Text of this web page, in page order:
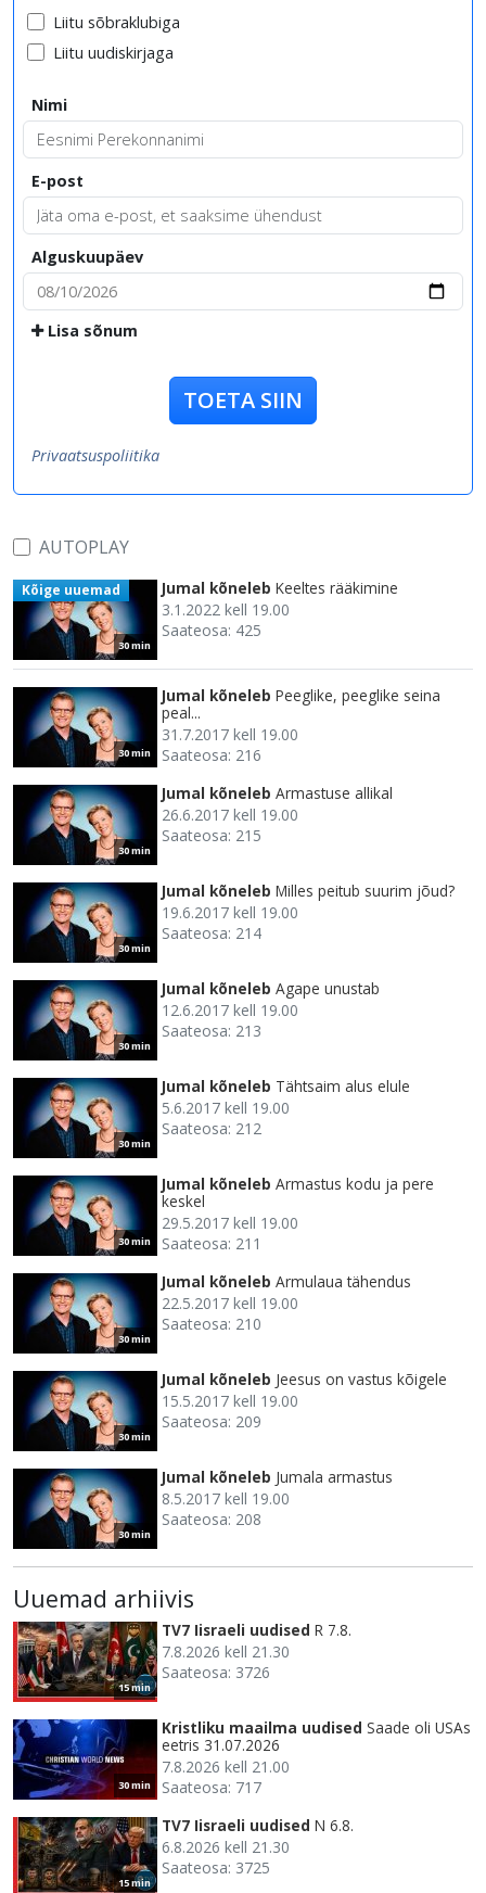
Liitu sõbraklubiga
Liitu uudiskirjaga
Nimi
E-post
Alguskuupäev
Lisa sõnum
TOETA SIIN
Privaatsuspoliitika
AUTOPLAY
30 min
Kõige uuemad Jumal kõneleb Keeltes rääkimine
3.1.2022 kell 19.00
Saateosa: 425
30 min
Jumal kõneleb Peeglike, peeglike seina
peal...
31.7.2017 kell 19.00
Saateosa: 216
30 min
Jumal kõneleb Armastuse allikal
26.6.2017 kell 19.00
Saateosa: 215
30 min
Jumal kõneleb Milles peitub suurim jõud?
19.6.2017 kell 19.00
Saateosa: 214
30 min
Jumal kõneleb Agape unustab
12.6.2017 kell 19.00
Saateosa: 213
30 min
Jumal kõneleb Tähtsaim alus elule
5.6.2017 kell 19.00
Saateosa: 212
30 min
Jumal kõneleb Armastus kodu ja pere
keskel
29.5.2017 kell 19.00
Saateosa: 211
30 min
Jumal kõneleb Armulaua tähendus
22.5.2017 kell 19.00
Saateosa: 210
30 min
Jumal kõneleb Jeesus on vastus kõigele
15.5.2017 kell 19.00
Saateosa: 209
30 min
Jumal kõneleb Jumala armastus
8.5.2017 kell 19.00
Saateosa: 208
Uuemad arhiivis
15 min
TV7 Iisraeli uudised R 7.8.
7.8.2026 kell 21.30
Saateosa: 3726
30 min
Kristliku maailma uudised Saade oli USAs
eetris 31.07.2026
7.8.2026 kell 21.00
Saateosa: 717
15 min
TV7 Iisraeli uudised N 6.8.
6.8.2026 kell 21.30
Saateosa: 3725